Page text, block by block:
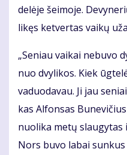
de­lė­je šei­mo­je.
li­kęs ket­ver­tas vai­kų
„Se­niau vai­kai ne­bu­vo
nuo dvy­li­kos. Kiek
va­duo­da­vau. Ji jau
kas Al­fon­sas
nuo­li­ka me­tų slau­gy­tas
Nors bu­vo la­bai